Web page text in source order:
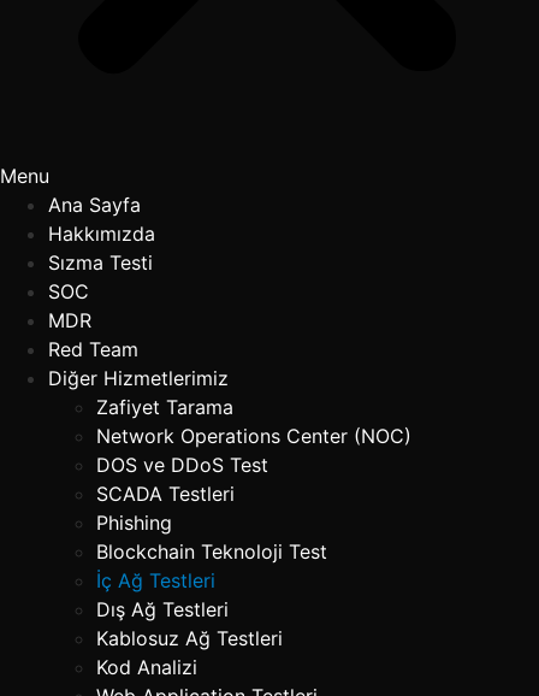
Menu
Ana Sayfa
Hakkımızda
Sızma Testi
SOC
MDR
Red Team
Diğer Hizmetlerimiz
Zafiyet Tarama
Network Operations Center (NOC)
DOS ve DDoS Test
SCADA Testleri
Phishing
Blockchain Teknoloji Test
İç Ağ Testleri
Dış Ağ Testleri
Kablosuz Ağ Testleri
Kod Analizi